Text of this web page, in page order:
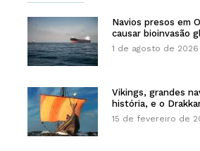
Navios presos em
causar bioinvasão
1 de agosto de 2026
Vikings, grandes
história, e o
15 de fevereiro de